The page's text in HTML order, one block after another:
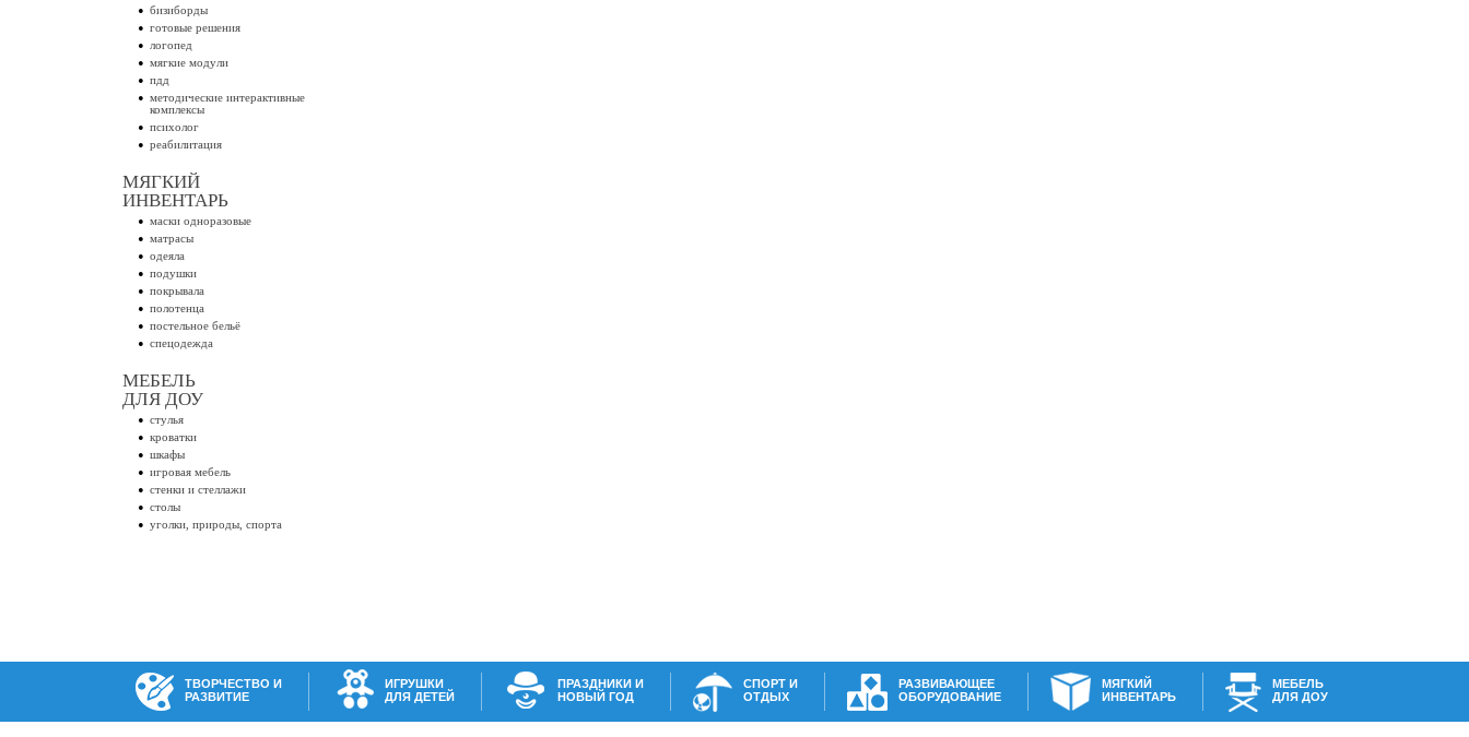
бизиборды
готовые решения
логопед
мягкие модули
пдд
методические интерактивные
комплексы
психолог
реабилитация
МЯГКИЙ
ИНВЕНТАРЬ
маски одноразовые
матрасы
одеяла
подушки
покрывала
полотенца
постельное бельё
спецодежда
МЕБЕЛЬ
ДЛЯ ДОУ
стулья
кроватки
шкафы
игровая мебель
стенки и стеллажи
столы
уголки, природы, спорта
ТВОРЧЕСТВО И
РАЗВИТИЕ
ИГРУШКИ
ДЛЯ ДЕТЕЙ
ПРАЗДНИКИ И
НОВЫЙ ГОД
СПОРТ И
ОТДЫХ
РАЗВИВАЮЩЕЕ
ОБОРУДОВАНИЕ
МЯГКИЙ
ИНВЕНТАРЬ
МЕБЕЛЬ
ДЛЯ ДОУ